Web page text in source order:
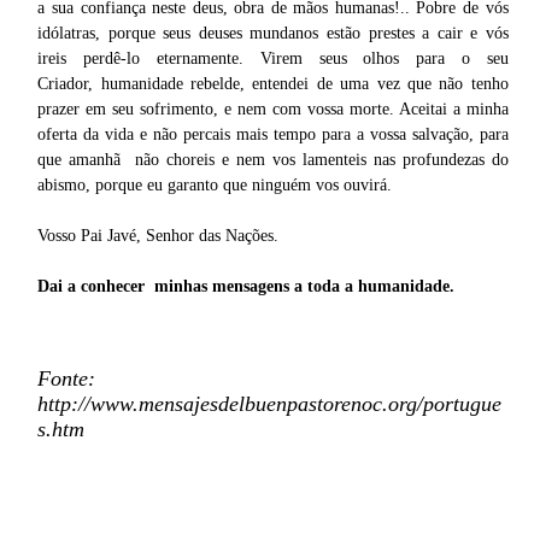
a sua confiança neste deus, obra de mãos humanas!.. Pobre de vós
idólatras, porque seus deuses mundanos estão prestes a cair e vós
ireis perdê-lo eternamente. Virem seus olhos para o seu
Criador, humanidade rebelde, entendei de uma vez que não tenho
prazer em seu sofrimento, e nem com vossa morte. Aceitai a minha
oferta da vida e não percais mais tempo para a vossa salvação, para
que amanhã não choreis e nem vos lamenteis nas profundezas do
abismo, porque eu garanto que ninguém vos ouvirá.
Vosso Pai Javé, Senhor das Nações.
Dai a conhecer minhas mensagens a toda a humanidade.
Fonte:
http://www.mensajesdelbuenpastorenoc.org/portugue
s.htm